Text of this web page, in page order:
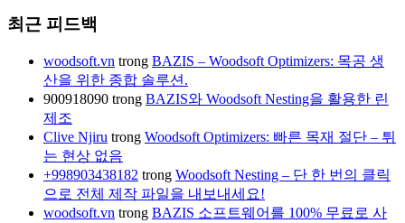
최근 피드백
woodsoft.vn trong BAZIS – Woodsoft Optimizers: 목공 생
산을 위한 종합 솔루션.
900918090 trong BAZIS와 Woodsoft Nesting을 활용한 린
제조
Clive Njiru trong Woodsoft Optimizers: 빠른 목재 절단 – 튀
는 현상 없음
+998903438182 trong Woodsoft Nesting – 단 한 번의 클릭
으로 전체 제작 파일을 내보내세요!
woodsoft.vn trong BAZIS 소프트웨어를 100% 무료로 사